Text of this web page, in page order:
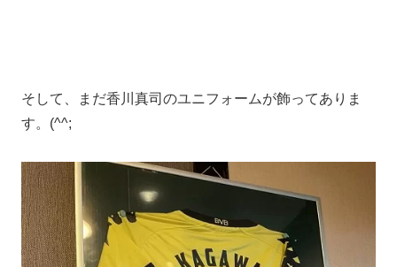
そして、まだ香川真司のユニフォームが飾ってありま
す。(^^;